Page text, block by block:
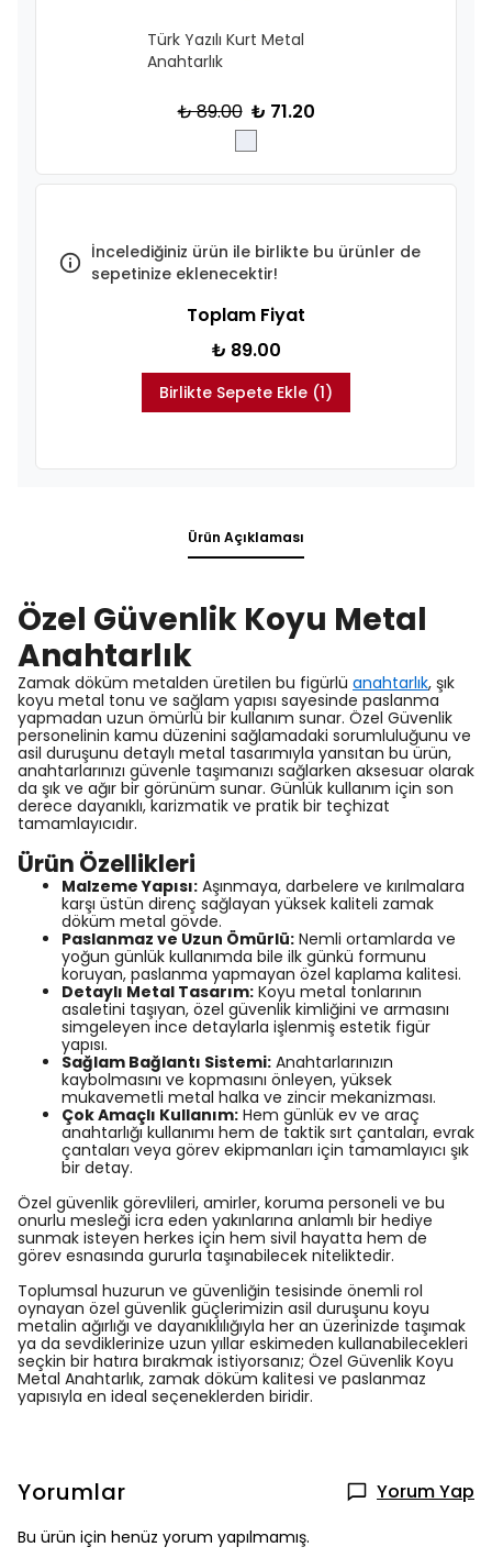
Türk Yazılı Kurt Metal
Anahtarlık
₺ 89.00 ₺ 71.20
İncelediğiniz ürün ile birlikte bu ürünler de
sepetinize eklenecektir!
Toplam Fiyat
₺ 89.00
Birlikte Sepete Ekle (1)
Ürün Açıklaması
Özel Güvenlik Koyu Metal
Anahtarlık
Zamak döküm metalden üretilen bu figürlü anahtarlık, şık
koyu metal tonu ve sağlam yapısı sayesinde paslanma
yapmadan uzun ömürlü bir kullanım sunar. Özel Güvenlik
personelinin kamu düzenini sağlamadaki sorumluluğunu ve
asil duruşunu detaylı metal tasarımıyla yansıtan bu ürün,
anahtarlarınızı güvenle taşımanızı sağlarken aksesuar olarak
da şık ve ağır bir görünüm sunar. Günlük kullanım için son
derece dayanıklı, karizmatik ve pratik bir teçhizat
tamamlayıcıdır.
Ürün Özellikleri
Malzeme Yapısı: Aşınmaya, darbelere ve kırılmalara
karşı üstün direnç sağlayan yüksek kaliteli zamak
döküm metal gövde.
Paslanmaz ve Uzun Ömürlü: Nemli ortamlarda ve
yoğun günlük kullanımda bile ilk günkü formunu
koruyan, paslanma yapmayan özel kaplama kalitesi.
Detaylı Metal Tasarım: Koyu metal tonlarının
asaletini taşıyan, özel güvenlik kimliğini ve armasını
simgeleyen ince detaylarla işlenmiş estetik figür
yapısı.
Sağlam Bağlantı Sistemi: Anahtarlarınızın
kaybolmasını ve kopmasını önleyen, yüksek
mukavemetli metal halka ve zincir mekanizması.
Çok Amaçlı Kullanım: Hem günlük ev ve araç
anahtarlığı kullanımı hem de taktik sırt çantaları, evrak
çantaları veya görev ekipmanları için tamamlayıcı şık
bir detay.
Özel güvenlik görevlileri, amirler, koruma personeli ve bu
onurlu mesleği icra eden yakınlarına anlamlı bir hediye
sunmak isteyen herkes için hem sivil hayatta hem de
görev esnasında gururla taşınabilecek niteliktedir.
Toplumsal huzurun ve güvenliğin tesisinde önemli rol
oynayan özel güvenlik güçlerimizin asil duruşunu koyu
metalin ağırlığı ve dayanıklılığıyla her an üzerinizde taşımak
ya da sevdiklerinize uzun yıllar eskimeden kullanabilecekleri
seçkin bir hatıra bırakmak istiyorsanız; Özel Güvenlik Koyu
Metal Anahtarlık, zamak döküm kalitesi ve paslanmaz
yapısıyla en ideal seçeneklerden biridir.
Yorumlar Yorum Yap
Bu ürün için henüz yorum yapılmamış.